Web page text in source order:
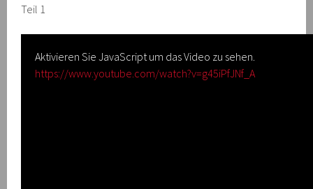
Teil 1
Aktivieren Sie JavaScript um das Video zu sehen.
https://www.youtube.com/watch?v=g45iPfJNf_A